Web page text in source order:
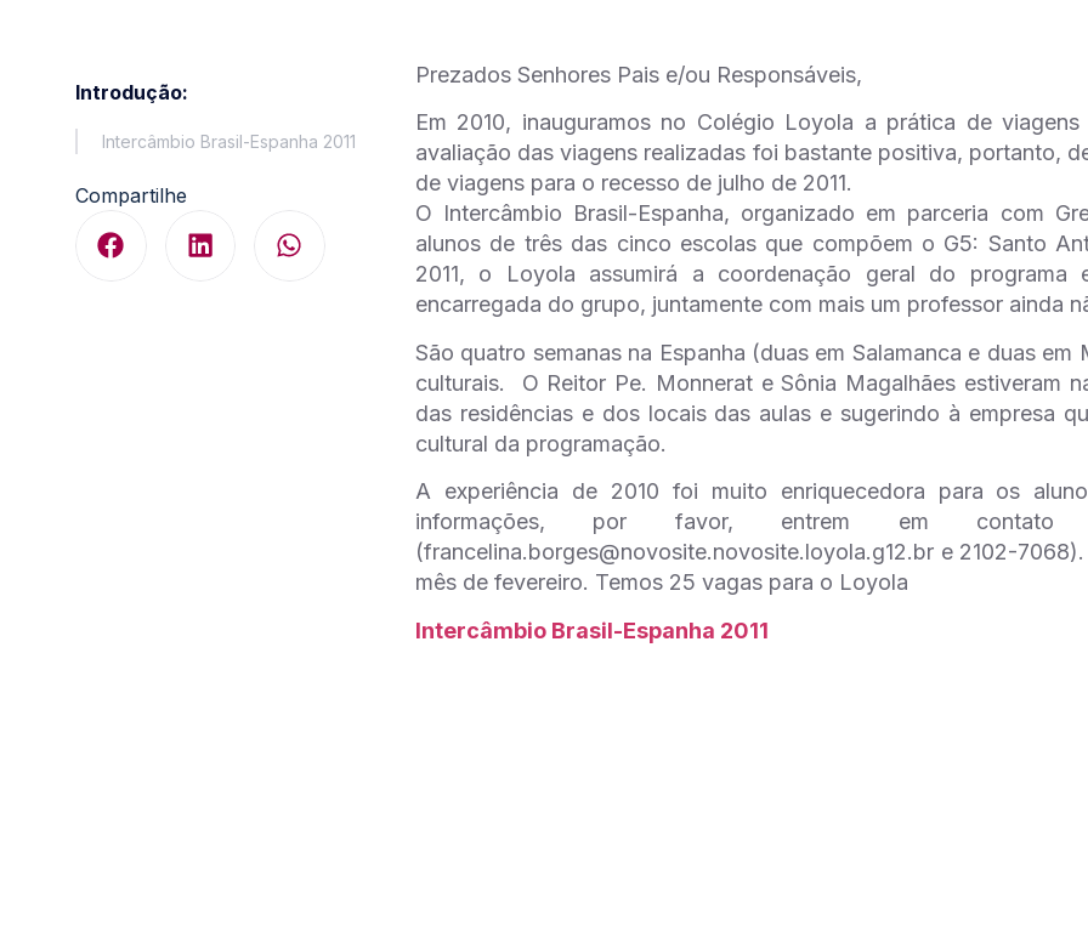
Introdução:
Intercâmbio Brasil-Espanha 2011
Compartilhe
Prezados Senhores Pais e/ou Responsáveis,
Em 2010, inauguramos no Colégio Loyola a prática de
avaliação das viagens realizadas foi bastante positiva, portanto,
de viagens para o recesso de julho de 2011.
O Intercâmbio Brasil-Espanha, organizado em parceria com
alunos de três das cinco escolas que compõem o G5: Santo
2011, o Loyola assumirá a coordenação geral do programa
encarregada do grupo, juntamente com mais um professor ainda
São quatro semanas na Espanha (duas em Salamanca e duas
culturais. O Reitor Pe. Monnerat e Sônia Magalhães estiveram
das residências e dos locais das aulas e sugerindo à empresa
cultural da programação.
A experiência de 2010 foi muito enriquecedora para os
informações, por favor, entrem em contato
(francelina.borges@novosite.novosite.loyola.g12.br e 2102-
mês de fevereiro. Temos 25 vagas para o Loyola
Intercâmbio Brasil-Espanha 2011